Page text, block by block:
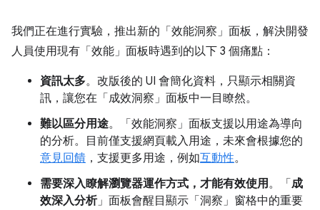
我們正在進行實驗，推出新的「效能洞察」 面板，解決開發
人員使用現有「效能」 面板時遇到的以下 3 個痛點：
資訊太多。改版後的 UI 會簡化資料，只顯示相關資
訊，讓您在「成效洞察」 面板中一目瞭然。
難以區分用途。「效能洞察」 面板支援以用途為導向
的分析。目前僅支援網頁載入用途，未來會根據您的
意見回饋 ，支援更多用途，例如互動性。
需要深入瞭解瀏覽器運作方式，才能有效使用。「 成
效深入分析」面板會醒目顯示「洞察」 窗格中的重要